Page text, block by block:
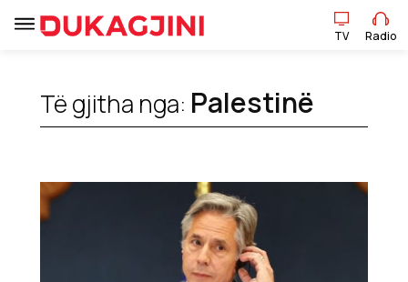
TV
Lajme
Sport
TV Radio
Të gjitha nga: Palestinë